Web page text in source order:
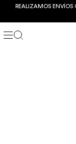
REALIZAMOS ENVÍOS